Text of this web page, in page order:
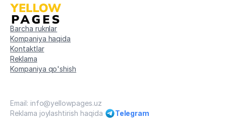
Barcha ruknlar
Kompaniya haqida
Kontaktlar
Reklama
Kompaniya qo'shish
Email: info@yellowpages.uz
Reklama joylashtirish haqida
Telegram